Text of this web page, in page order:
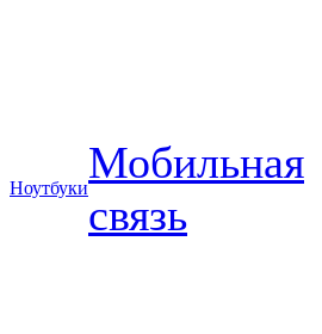
Ноутбуки
Мобильная
связь